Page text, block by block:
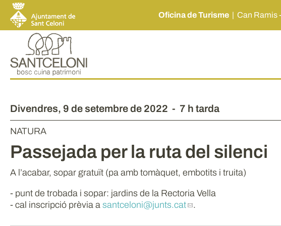
Oficina de Turisme | Can Ramis
Divendres, 9 desetembrede 2022 - 7 h tarda
NATURA
Passejada per la ruta del silenci
A l’acabar, sopar gratuït (pa amb tomàquet, embotits i truita)
- punt de trobada i sopar: jardins de la Rectoria Vella
- cal inscripció prèvia a santceloni@junts.cat .